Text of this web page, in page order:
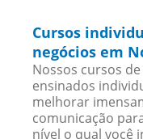
Cursos
negócios em
Nossos cursos
ensinados
melhorar
comunicação
nível o qual você